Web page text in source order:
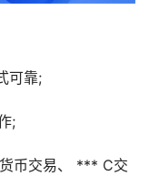
可靠;
;
币交易、 *** C交